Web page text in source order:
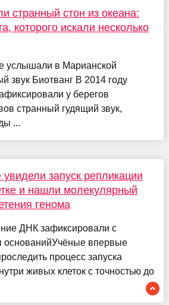
странный стон из океана:
которого искали несколько
услышали в Марианской
звук Биотванг В 2014 году
у берегов
странный гудящий звук,
...
запуск репликации
и нашли молекулярный
генома
ДНК зафиксировали с
основанийУчёные впервые
процесс запуска
живых клеток с точностью до